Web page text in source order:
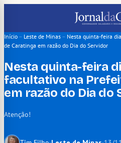
o
conteúdo
Início – Leste de Minas – Nesta quinta-feira
de Caratinga em razão do Dia do Servidor
Nesta quinta-feira
facultativo na
em razão do Dia do
Atenção!